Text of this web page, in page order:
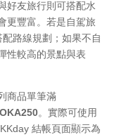
好友旅行則可搭配水
更豐富。若是自駕旅
路線規劃；如果不自
性較高的景點與表
商品單筆滿
。實際可使用
結帳頁面顯示為